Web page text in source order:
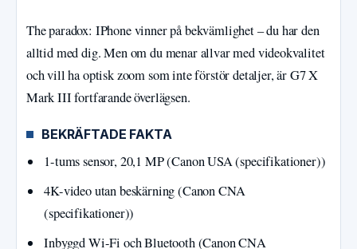
The paradox: IPhone vinner på bekvämlighet – du har den
alltid med dig. Men om du menar allvar med videokvalitet
och vill ha optisk zoom som inte förstör detaljer, är G7 X
Mark III fortfarande överlägsen.
BEKRÄFTADE FAKTA
1-tums sensor, 20,1 MP (Canon USA (specifikationer))
4K-video utan beskärning (Canon CNA
(specifikationer))
Inbyggd Wi-Fi och Bluetooth (Canon CNA